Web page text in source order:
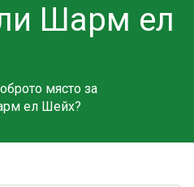
Шарм ел
място за
ел Шейх?